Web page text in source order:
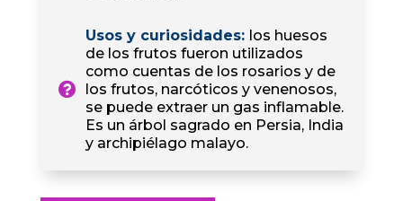
Usos y curiosidades: los huesos
de los frutos fueron utilizados
como cuentas de los rosarios y de
los frutos, narcóticos y venenosos,
se puede extraer un gas inflamable.
Es un árbol sagrado en Persia, India
y archipiélago malayo.